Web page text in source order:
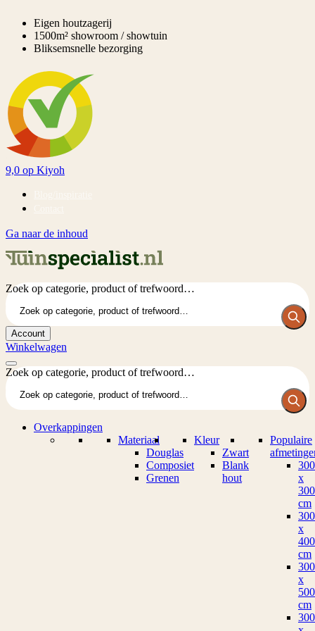
Eigen houtzagerij
1500m² showroom / showtuin
Bliksemsnelle bezorging
9,0 op Kiyoh
Ga naar de inhoud
Zoek op categorie, product of trefwoord…
Account
Winkelwagen
Zoek op categorie, product of trefwoord…
Overkappingen
Materiaal
Douglas
Composiet
Grenen
Kleur
Zwart
Blank
hout
Populaire
300
x
300
cm
300
x
400
cm
300
x
500
cm
300